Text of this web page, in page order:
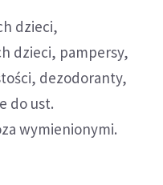
dzieci,
dzieci, pampersy,
dezodoranty,
do ust.
wymienionymi.